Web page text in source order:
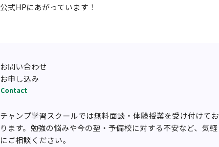
公式HPにあがっています！
お問い合わせ
お申し込み
Contact
チャンプ学習スクールでは無料面談・体験授業を受け付けてお
ります。勉強の悩みや今の塾・予備校に対する不安など、気軽
にご相談ください。